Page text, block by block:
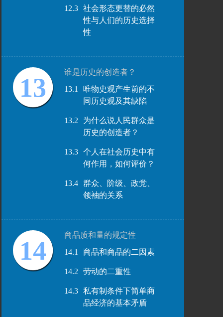
12.3
社会形态更替的必然
性与人们的历史选择
性
13
谁是历史的创造者？
13.1
唯物史观产生前的不
同历史观及其缺陷
13.2
为什么说人民群众是
历史的创造者？
13.3
个人在社会历史中有
何作用，如何评价？
13.4
群众、阶级、政党、
领袖的关系
14
商品质和量的规定性
14.1
商品和商品的二因素
14.2 劳动的二重性
14.3
私有制条件下简单商
品经济的基本矛盾